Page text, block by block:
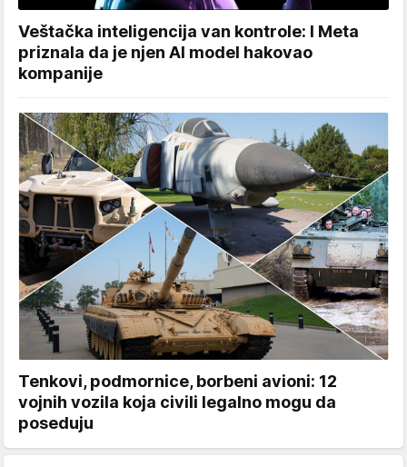
Veštačka inteligencija van kontrole: I Meta
priznala da je njen AI model hakovao
kompanije
Tenkovi, podmornice, borbeni avioni: 12
vojnih vozila koja civili legalno mogu da
poseduju